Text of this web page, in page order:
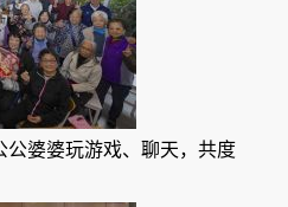
婆婆玩游戏、聊天，共度